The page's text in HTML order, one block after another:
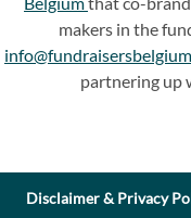
makers in the
partnering up
Disclaimer & Privacy